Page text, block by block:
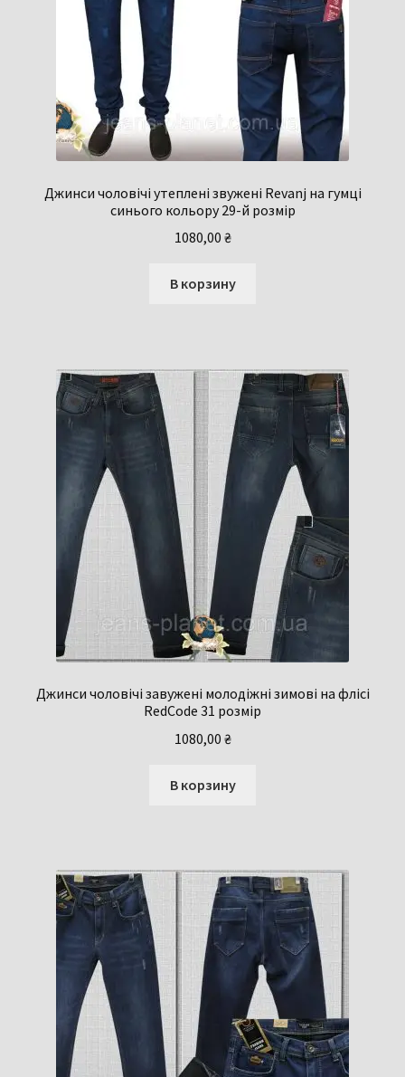
Джинси чоловічі утеплені звужені Revanj на гумці
синього кольору 29-й розмір
1080,00 ₴
В корзину
Джинси чоловічі завужені молодіжні зимові на флісі
RedCode 31 розмір
1080,00 ₴
В корзину